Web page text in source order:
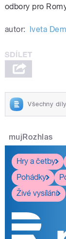
odbory pro
autor: Iveta
Všechny
mujRozhlas
Hry a četby
Pohádky
Živé vysílání